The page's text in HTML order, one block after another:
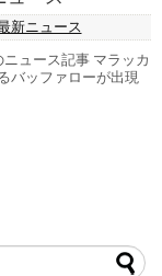
新ニュース
ュース記事 マラッカ
バッファローが出現